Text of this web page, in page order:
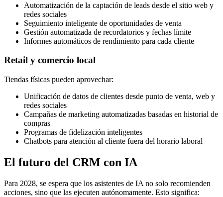
Automatización de la captación de leads desde el sitio web y
redes sociales
Seguimiento inteligente de oportunidades de venta
Gestión automatizada de recordatorios y fechas límite
Informes automáticos de rendimiento para cada cliente
Retail y comercio local
Tiendas físicas pueden aprovechar:
Unificación de datos de clientes desde punto de venta, web y
redes sociales
Campañas de marketing automatizadas basadas en historial de
compras
Programas de fidelización inteligentes
Chatbots para atención al cliente fuera del horario laboral
El futuro del CRM con IA
Para 2028, se espera que los asistentes de IA no solo recomienden
acciones, sino que las ejecuten autónomamente. Esto significa: